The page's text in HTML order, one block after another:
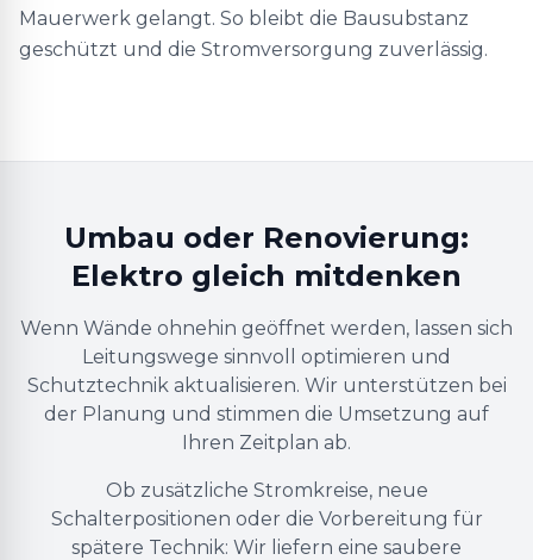
Mauerwerk gelangt. So bleibt die Bausubstanz
geschützt und die Stromversorgung zuverlässig.
Umbau oder Renovierung:
Elektro gleich mitdenken
Wenn Wände ohnehin geöffnet werden, lassen sich
Leitungswege sinnvoll optimieren und
Schutztechnik aktualisieren. Wir unterstützen bei
der Planung und stimmen die Umsetzung auf
Ihren Zeitplan ab.
Ob zusätzliche Stromkreise, neue
Schalterpositionen oder die Vorbereitung für
spätere Technik: Wir liefern eine saubere